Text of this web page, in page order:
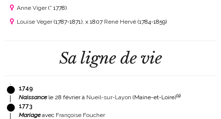
Anne Viger(° 1778)
Louise Veger(1787-1871), x 1807 René Hervé (1784-1859)
Sa ligne de vie
1749
Naissancele 28 février à Nueil-sur-Layon (Maine-et-Loire)(1)
1773
Mariageavec Françoise Foucher